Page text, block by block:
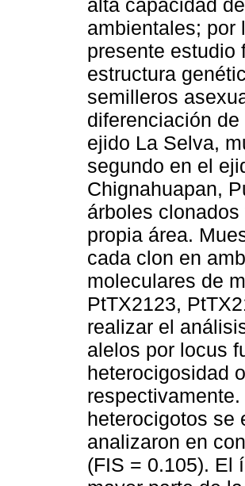
alta capacidad
ambientales; por
presente estudio
estructura
semilleros
diferenciación
ejido La Selva,
segundo en el
Chignahuapan,
árboles
propia área.
cada clon en
moleculares de
PtTX2123,
realizar el
alelos por locus
heterocigosidad
heterocigotos se
analizaron en
(FIS = 0.105). El